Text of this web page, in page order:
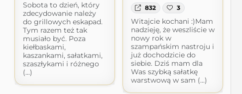
Sobota to dzień, który
zdecydowanie należy
do grillowych eskapad.
Tym razem też tak
musiało być. Poza
kiełbaskami,
kaszankami, sałatkami,
szaszłykami i różnego
(...)
832 3
Witajcie kochani :)Mam
nadzieję, że weszliście w
nowy rok w
szampańskim nastroju i
już dochodzicie do
siebie. Dziś mam dla
Was szybką sałatkę
warstwową w sam (...)